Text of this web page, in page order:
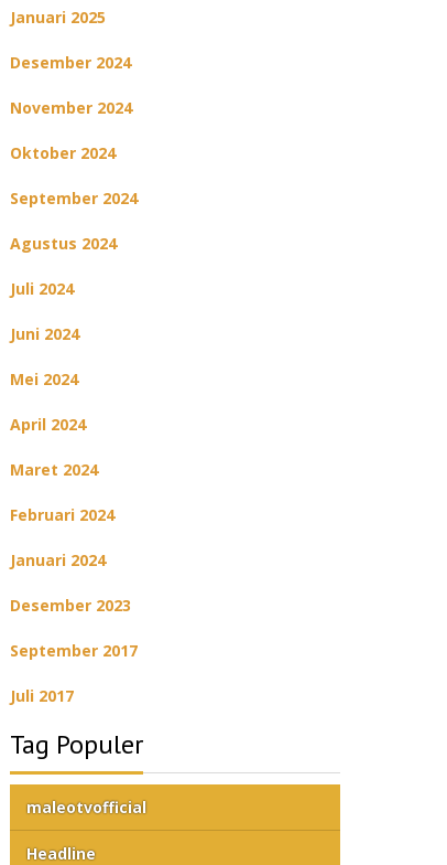
Januari 2025
Desember 2024
November 2024
Oktober 2024
September 2024
Agustus 2024
Juli 2024
Juni 2024
Mei 2024
April 2024
Maret 2024
Februari 2024
Januari 2024
Desember 2023
September 2017
Juli 2017
Tag Populer
maleotvofficial
Headline